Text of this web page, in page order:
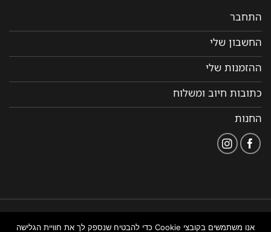
התחבר
החשבון שלי
ההזמנות שלי
כתובות חיוב ומשלוח
החנות
אנו משתמשים בקובצי Cookie כדי להבטיח שנספק לך את חוויית הגלישה